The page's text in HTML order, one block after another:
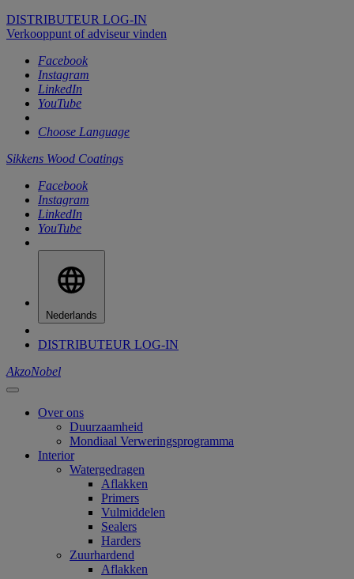
DISTRIBUTEUR LOG-IN
Verkooppunt of adviseur vinden
Facebook
Instagram
LinkedIn
YouTube
Choose Language
Sikkens Wood Coatings
Facebook
Instagram
LinkedIn
YouTube
Nederlands
DISTRIBUTEUR LOG-IN
AkzoNobel
Over ons
Duurzaamheid
Mondiaal Verweringsprogramma
Interior
Watergedragen
Aflakken
Primers
Vulmiddelen
Sealers
Harders
Zuurhardend
Aflakken